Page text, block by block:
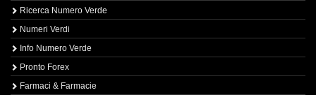
Ricerca Numero Verde
Numeri Verdi
Info Numero Verde
Pronto Forex
Farmaci & Farmacie